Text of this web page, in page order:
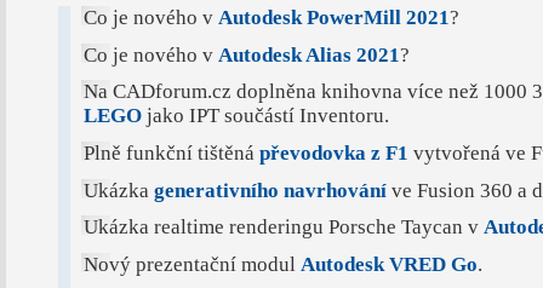
Co je nového vAutodesk PowerMill 2021?
Co je nového v Autodesk Alias 2021?
Na CADforum.cz doplněna knihovna více než 1000
LEGO jako IPT součástí Inventoru.
Plně funkční tištěnápřevodovka z F1 vytvořená ve
Ukázkagenerativního navrhování ve Fusion 360 a
Ukázka realtime renderingu Porsche Taycan v
Nový prezentační modulAutodesk VRED Go.